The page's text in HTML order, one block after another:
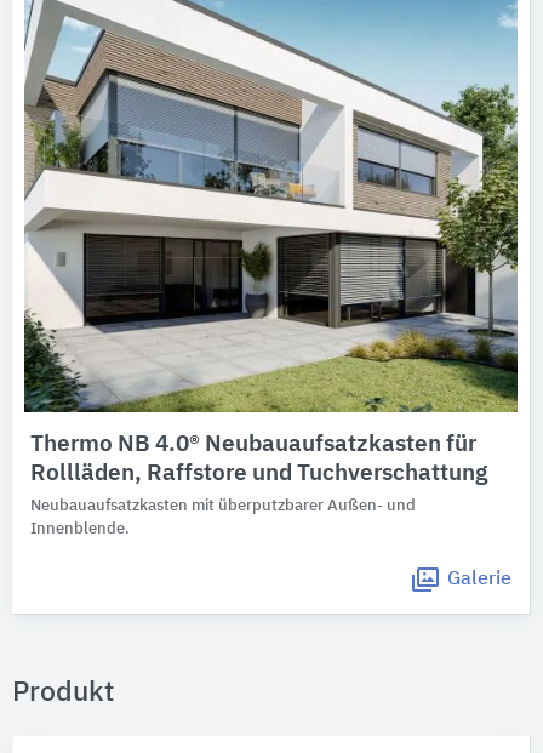
Thermo NB 4.0® Neubauaufsatzkasten für
Rollläden, Raffstore und Tuchverschattung
Neubauaufsatzkasten mit überputzbarer Außen- und
Innenblende.
Galerie
Produkt